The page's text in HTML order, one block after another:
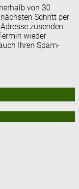
von 30
Schritt per
zusenden
wieder
Ihren Spam-